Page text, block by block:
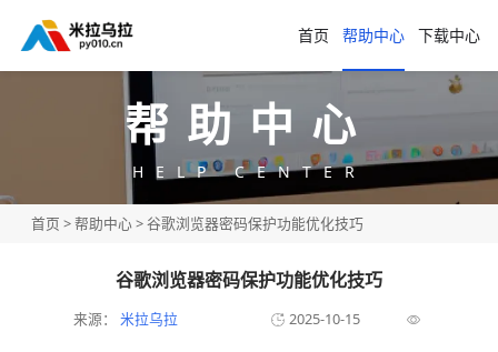
首页 帮助中心 下载中心
帮助中心
HELP CENTER
首页 >帮助中心> 谷歌浏览器密码保护功能优化技巧
谷歌浏览器密码保护功能优化技巧
来源： 米拉乌拉 2025-10-15